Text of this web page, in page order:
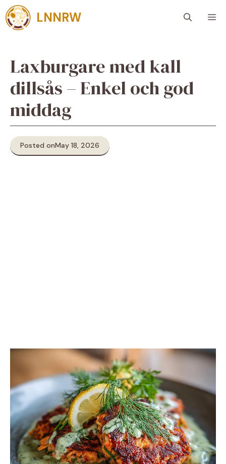
Skip
to
content
LNNRW
Laxburgare med kall
dillsås – Enkel och god
middag
Posted onMay 18, 2026